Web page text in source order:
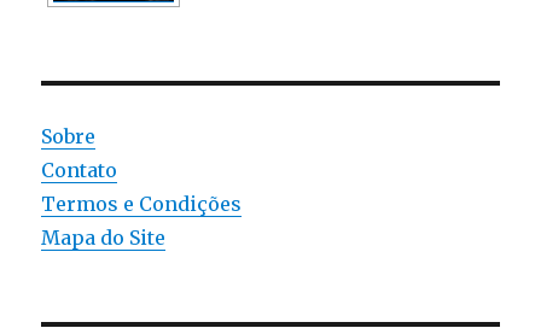
Sobre
Contato
Termos e Condições
Mapa do Site